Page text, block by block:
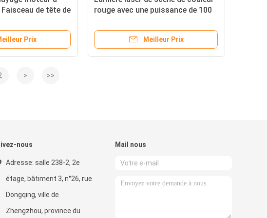
de tête de
Prix
rouge avec une puissance de 100
d'aluminium robuste
Meilleur Prix
> >>
nous
Adresse: salle 238-2, 2e
étage, bâtiment 3, n°26, rue
Dongqing, ville de
Zhengzhou, province du
Mail nous